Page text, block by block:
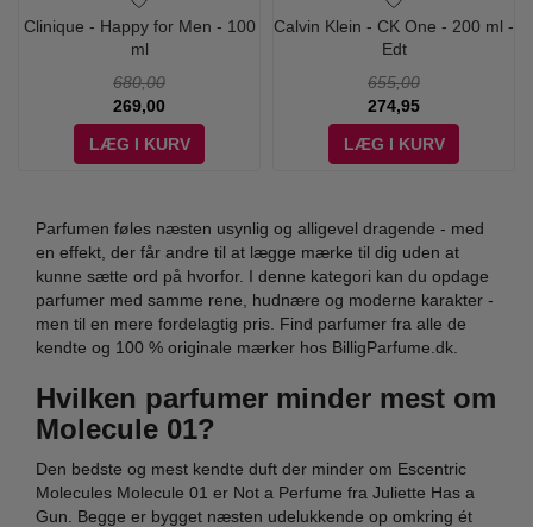
Clinique - Happy for Men - 100
ml
680,00
269,00
LÆG I KURV
Calvin Klein - CK One - 200 ml -
Edt
655,00
274,95
LÆG I KURV
Parfumen føles næsten usynlig og alligevel dragende - med
en effekt, der får andre til at lægge mærke til dig uden at
kunne sætte ord på hvorfor. I denne kategori kan du opdage
parfumer med samme rene, hudnære og moderne karakter -
men til en mere fordelagtig pris. Find parfumer fra alle de
kendte og 100 % originale mærker hos BilligParfume.dk.
Hvilken parfumer minder mest om
Molecule 01?
Den bedste og mest kendte duft der minder om Escentric
Molecules Molecule 01 er Not a Perfume fra Juliette Has a
Gun. Begge er bygget næsten udelukkende op omkring ét